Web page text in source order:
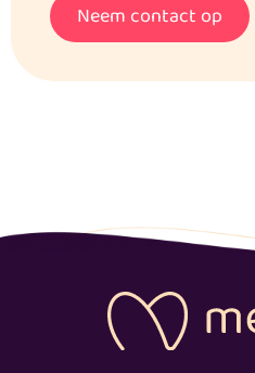
Neem contact op